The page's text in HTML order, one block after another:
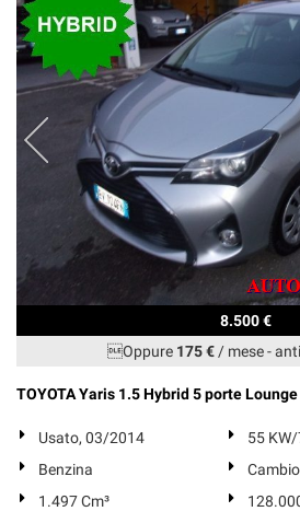
8.500 €
Oppure 175 €/ mese-
TOYOTA Yaris 1.5 Hybrid 5 porte Lounge
Usato, 03/2014
55
Benzina
1.497 Cm³